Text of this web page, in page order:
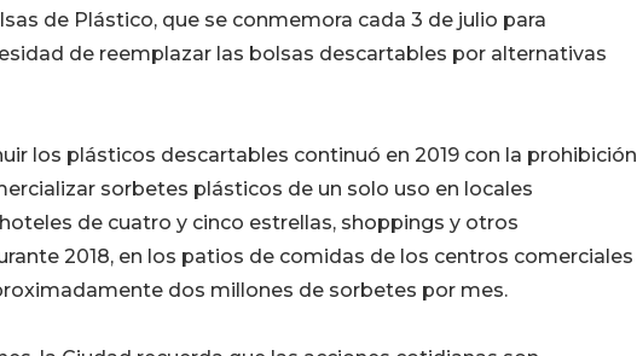
de Plástico, que se conmemora cada 3 de julio para
de reemplazar las bolsas descartables por alternativas
los plásticos descartables continuó en 2019 con la prohibición
sorbetes plásticos de un solo uso en locales
de cuatro y cinco estrellas, shoppings y otros
2018, en los patios de comidas de los centros comerciales
dos millones de sorbetes por mes.